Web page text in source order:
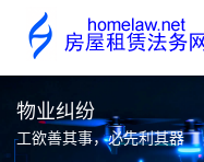
物业纠纷
工欲善其事，必先利其器